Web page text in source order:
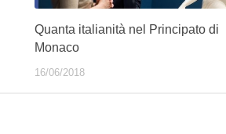
Quanta italianità nel Principato di
Monaco
16/06/2018